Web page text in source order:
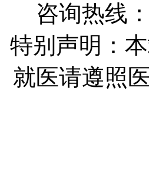
咨询热线
特别声明：
就医请遵照